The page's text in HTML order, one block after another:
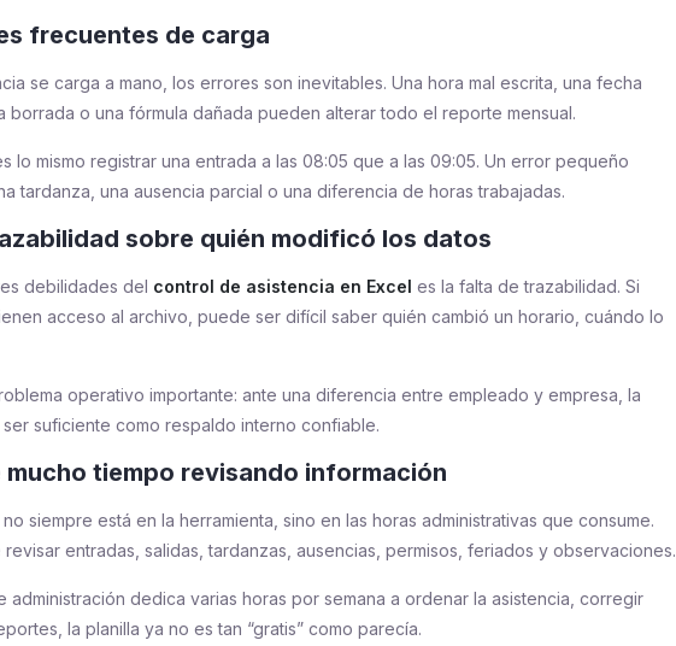
frecuentes de carga
se carga a mano, los errores son inevitables. Una hora mal escrita, una fecha
borrada o una fórmula dañada pueden alterar todo el reporte mensual.
lo mismo registrar una entrada a las 08:05 que a las 09:05. Un error pequeño
tardanza, una ausencia parcial o una diferencia de horas trabajadas.
sobre quién modificó los datos
debilidades del control de asistencia en Excel es la falta de trazabilidad. Si
acceso al archivo, puede ser difícil saber quién cambió un horario, cuándo lo
operativo importante: ante una diferencia entre empleado y empresa, la
suficiente como respaldo interno confiable.
mucho tiempo revisando información
siempre está en la herramienta, sino en las horas administrativas que consume.
entradas, salidas, tardanzas, ausencias, permisos, feriados y observaciones.
administración dedica varias horas por semana a ordenar la asistencia, corregir
la planilla ya no es tan “gratis” como parecía.